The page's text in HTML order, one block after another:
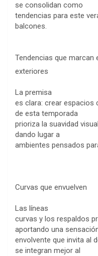
se consolidan como
tendencias para este
balcones.
Tendencias que marcan
exteriores
La premisa
es clara: crear espacios
de esta temporada
prioriza la suavidad
dando lugar a
ambientes pensados
Curvas que envuelven
Las líneas
curvas y los respaldos
aportando una
envolvente que invita al
se integran mejor al